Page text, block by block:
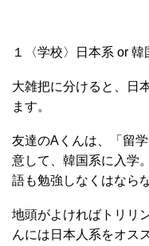
１〈学校〉日本系 or 韓
大雑把に分けると、日
ます。
友達のAくんは、「留
意して、韓国系に入学
語も勉強しなくはなら
地頭がよければトリリ
んには日本人系をオス